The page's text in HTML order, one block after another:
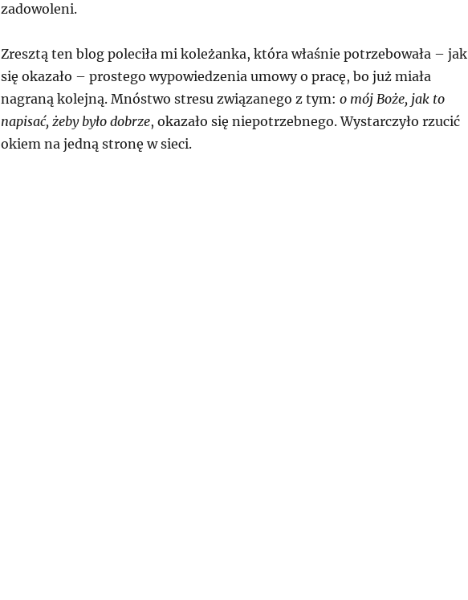
zadowoleni.
Zresztą ten blog poleciła mi koleżanka, która właśnie potrzebowała – jak
się okazało – prostego wypowiedzenia umowy o pracę, bo już miała
nagraną kolejną. Mnóstwo stresu związanego z tym: o mój Boże, jak to
napisać, żeby było dobrze, okazało się niepotrzebnego. Wystarczyło rzucić
okiem na jedną stronę w sieci.